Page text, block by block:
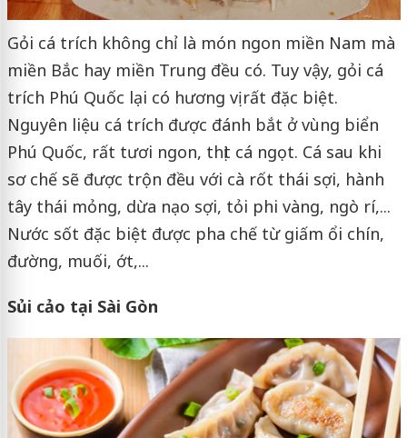
Gỏi cá trích không chỉ là món ngon miền Nam mà
miền Bắc hay miền Trung đều có. Tuy vậy, gỏi cá
trích Phú Quốc lại có hương vị rất đặc biệt.
Nguyên liệu cá trích được đánh bắt ở vùng biển
Phú Quốc, rất tươi ngon, thịt cá ngọt. Cá sau khi
sơ chế sẽ được trộn đều với cà rốt thái sợi, hành
tây thái mỏng, dừa nạo sợi, tỏi phi vàng, ngò rí,...
Nước sốt đặc biệt được pha chế từ giấm ổi chín,
đường, muối, ớt,...
Sủi cảo tại Sài Gòn